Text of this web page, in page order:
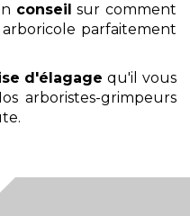
conseil sur comment
parfaitement
d'élagage qu'il vous
arboristes-grimpeurs